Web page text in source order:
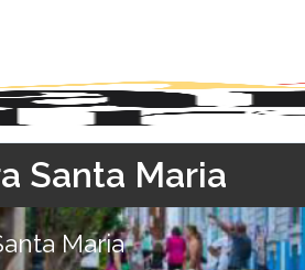
Santa Maria
Maria